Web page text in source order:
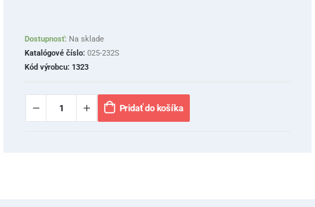
Dostupnosť: Na sklade
Katalógové číslo: 025-232S
Kód výrobcu: 1323
Pridať do košíka